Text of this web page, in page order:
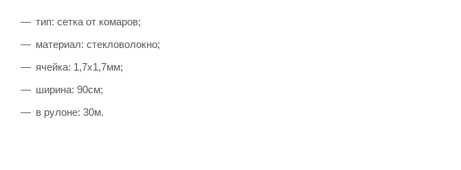
тип: сетка от комаров;
материал: стекловолокно;
ячейка: 1,7х1,7мм;
ширина: 90см;
в рулоне: 30м.